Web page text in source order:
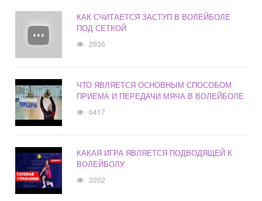
КАК СЧИТАЕТСЯ ЗАСТУП В ВОЛЕЙБОЛЕ
ПОД СЕТКОЙ
2936
ЧТО ЯВЛЯЕТСЯ ОСНОВНЫМ СПОСОБОМ
ПРИЕМА И ПЕРЕДАЧИ МЯЧА В ВОЛЕЙБОЛЕ
6417
КАКАЯ ИГРА ЯВЛЯЕТСЯ ПОДВОДЯЩЕЙ К
ВОЛЕЙБОЛУ
3202